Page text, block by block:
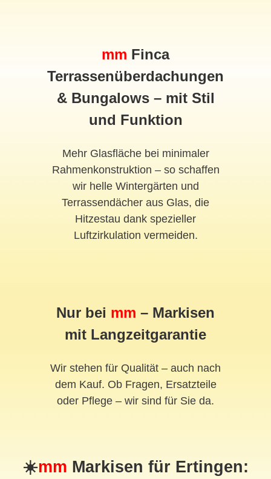
mm Finca
Terrassenüberdachungen
& Bungalows – mit Stil
und Funktion
Mehr Glasfläche bei minimaler
Rahmenkonstruktion – so schaffen
wir helle Wintergärten und
Terrassendächer aus Glas, die
Hitzestau dank spezieller
Luftzirkulation vermeiden.
Nur bei mm – Markisen
mit Langzeitgarantie
Wir stehen für Qualität – auch nach
dem Kauf. Ob Fragen, Ersatzteile
oder Pflege – wir sind für Sie da.
☀️mm Markisen für Ertingen: